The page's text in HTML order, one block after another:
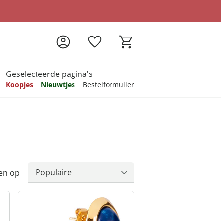
Geselecteerde pagina's
Koopjes Nieuwtjes Bestelformulier
op